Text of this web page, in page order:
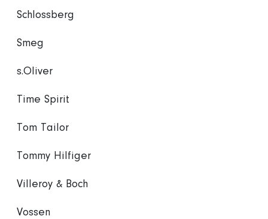
Schlossberg
Smeg
s.Oliver
Time Spirit
Tom Tailor
Tommy Hilfiger
Villeroy & Boch
Vossen